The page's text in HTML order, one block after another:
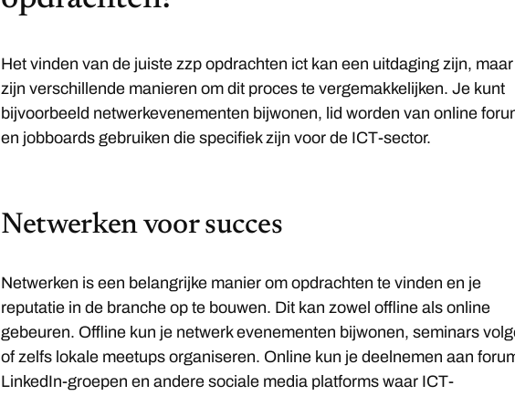
Het vinden van de juiste zzp opdrachten ict kan een uitdaging zijn,
zijn verschillende manieren om dit proces te vergemakkelijken. Je kunt
bijvoorbeeld netwerkevenementen bijwonen, lid worden van online
en jobboards gebruiken die specifiek zijn voor de ICT-sector.
Netwerken voor succes
Netwerken is een belangrijke manier om opdrachten te vinden en je
reputatie in de branche op te bouwen. Dit kan zowel offline als online
gebeuren. Offline kun je netwerk evenementen bijwonen, seminars
of zelfs lokale meetups organiseren. Online kun je deelnemen aan
LinkedIn-groepen en andere sociale media platforms waar ICT-